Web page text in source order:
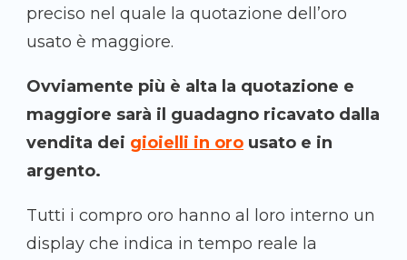
preciso nel quale la quotazione dell’oro
usato è maggiore.
Ovviamente più è alta la quotazione e
maggiore sarà il guadagno ricavato dalla
vendita dei gioielli in oro usato e in
argento.
Tutti i compro oro hanno al loro interno un
display che indica in tempo reale la